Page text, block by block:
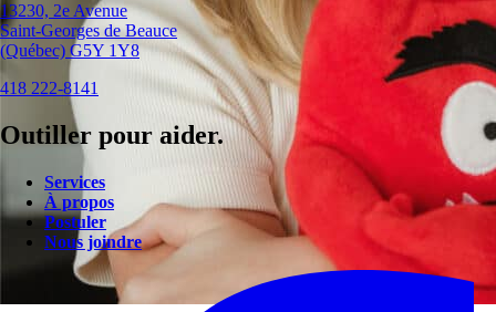
13230, 2e Avenue
Saint-Georges de Beauce
(Québec) G5Y 1Y8
418 222-8141
Outiller pour aider.
Services
À propos
Postuler
Nous joindre